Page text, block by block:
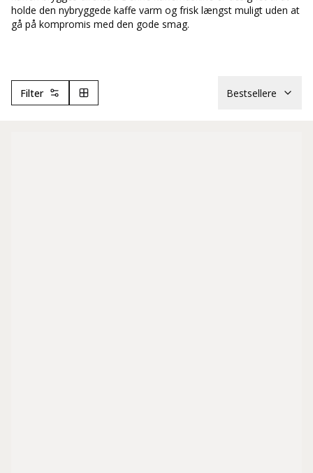
holde den nybryggede kaffe varm og frisk længst muligt uden at
gå på kompromis med den gode smag.
Filter Bestsellere